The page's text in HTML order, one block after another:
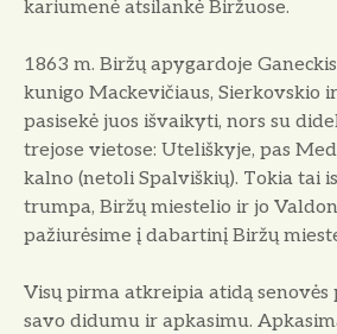
kariumenė atsilankė Biržuose.
1863 m. Biržų apygardoje
kunigo Mackevičiaus, Sierkovskio
pasisekė juos išvaikyti, nors su
trejose vietose: Uteliškyje, pas
kalno (netoli Spalviškių). Tokia tai
trumpa, Biržų miestelio ir jo
pažiurėsime į dabartinį Biržų
Visų pirma atkreipia atidą senovės
savo didumu ir apkasimu.